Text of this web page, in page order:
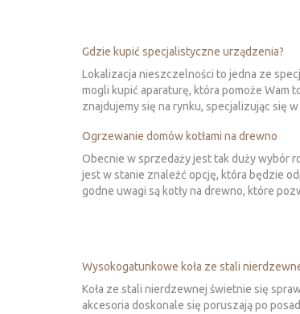
Gdzie kupić specjalistyczne urządzenia?
Lokalizacja nieszczelności to jedna ze
mogli kupić aparaturę, która pomoże Wam
znajdujemy się na rynku, specjalizując się
Ogrzewanie domów kotłami na drewno
Obecnie w sprzedaży jest tak duży wybór
jest w stanie znaleźć opcję, która będzie
godne uwagi są kotły na drewno, które
Wysokogatunkowe koła ze stali
Koła ze stali nierdzewnej świetnie się
akcesoria doskonale się poruszają po